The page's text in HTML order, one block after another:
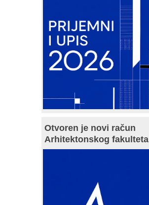
Otvoren je novi račun
Arhitektonskog fakulteta